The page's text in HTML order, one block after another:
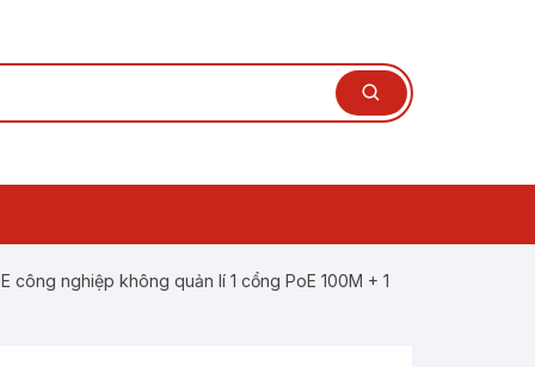
3
mạch Ethernet
Layer 3
công nghiệp không quản lí 1 cổng PoE 100M + 1